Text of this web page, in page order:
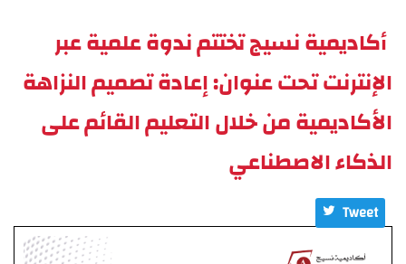
أكاديمية نسيج تختتم ندوة علمية عبر
الإنترنت تحت عنوان: إعادة تصميم النزاهة
الأكاديمية من خلال التعليم القائم على
الذكاء الاصطناعي
Tweet